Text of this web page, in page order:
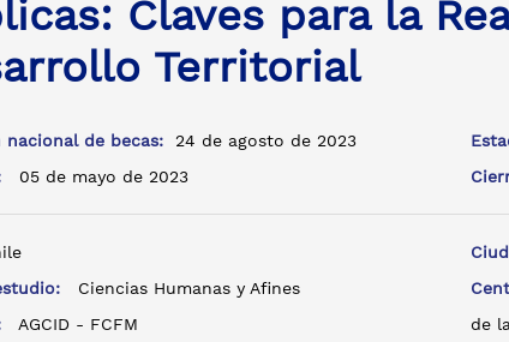
Claves para la
Territorial
nacional de becas: 24 de agosto de 2023
05 de mayo de 2023
Ciencias Humanas y Afines
AGCID - FCFM
de